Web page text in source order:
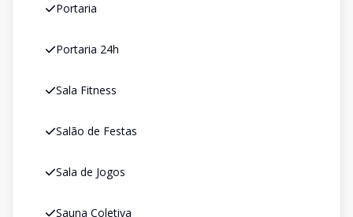
Portaria
Portaria 24h
Sala Fitness
Salão de Festas
Sala de Jogos
Sauna Coletiva